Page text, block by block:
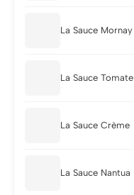
La Sauce Mornay
La Sauce Tomate
La Sauce Crème
La Sauce Nantua